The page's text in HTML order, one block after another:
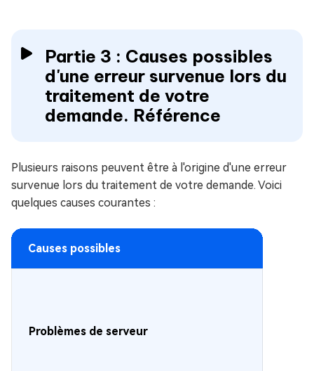
Partie 3 : Causes possibles
d'une erreur survenue lors du
traitement de votre
demande. Référence
Plusieurs raisons peuvent être à l'origine d'une erreur
survenue lors du traitement de votre demande. Voici
quelques causes courantes :
Causes possibles
Problèmes de serveur